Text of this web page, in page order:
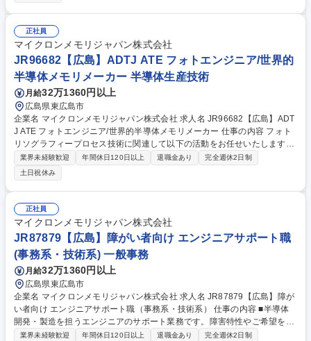
産設備のパラメータ最適化 ■新規装置、新規材料の評価、適用促進 ■製品
不良の解析とその対策活動 募集職種 JR96676【広島】ADTJ ATE フォト
エンジニア/世界的半導体メモリメーカー
正社員
マイクロンメモリジャパン株式会社
JR96682【広島】ADTJ ATE フォトエンジニア/世界的
半導体メモリメーカー 半導体生産技術
月給32万1360円以上
広島県東広島市
企業名 マイクロンメモリジャパン株式会社 求人名 JR96682【広島】ADT
J ATE フォトエンジニア/世界的半導体メモリメーカー 仕事の内容 フォト
リソグラフィープロセス技術に関連して以下の活動をお任せいたします。
【詳細】■量産プロセス条件の改善 ■生産性の向上、コスト競争力の向上 ■
プロセス改善（製品欠陥の改善、工程能力の向上）プロジェクト ■各種生
産設備のパラメータ最適化 ■新規装置、新規材料の評価、適用促進 ■製品
不良の解析とその対策活動 募集職種 JR96682【広島】ADTJ ATE フォト
エンジニア/世界的半導体メモリメーカー
業界未経験歓迎 年間休日120日以上 退職金あり
完全週休2日制
土日祝休み
正社員
マイクロンメモリジャパン株式会社
JR87879【広島】障がい者向け エンジニアサポート職
(事務系・技術系) 一般事務
月給32万1360円以上
広島県東広島市
企業名 マイクロンメモリジャパン株式会社 求人名 JR87879【広島】障が
い者向け エンジニアサポート職（事務系・技術系） 仕事の内容 ■半導体
開発・製造を担うエンジニアのサポート業務です。障害特性やご希望を考
慮し、データ集計やマニュアル改訂、部品発注、クリーンルーム内での装
業界未経験歓迎 年間休日120日以上 退職金あり
完全週休2日制